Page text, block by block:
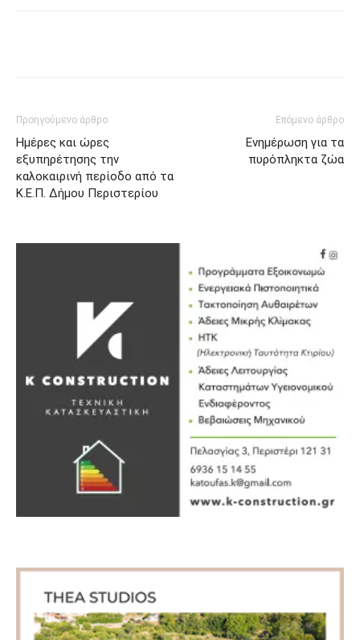
Προηγούμενο άρθρο
Ημέρες και ώρες
εξυπηρέτησης την
καλοκαιρινή περίοδο από τα
Κ.Ε.Π. Δήμου Περιστερίου
Επόμενο άρθρο
Ενημέρωση για τα
πυρόπληκτα ζώα